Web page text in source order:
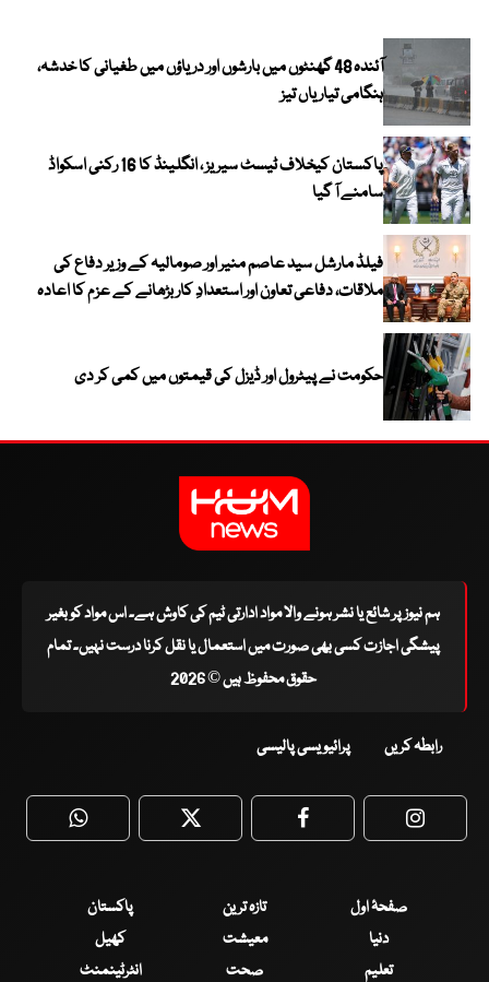
آئندہ 48 گھنٹوں میں بارشوں اور دریاؤں میں طغیانی کا خدشہ،
ہنگامی تیاریاں تیز
پاکستان کیخلاف ٹیسٹ سیریز ، انگلینڈ کا 16 رکنی اسکواڈ
سامنے آ گیا
فیلڈ مارشل سید عاصم منیر اور صومالیہ کے وزیر دفاع کی
ملاقات، دفاعی تعاون اور استعدادِ کار بڑھانے کے عزم کا اعادہ
حکومت نے پیٹرول اور ڈیزل کی قیمتوں میں کمی کر دی
ہم نیوز پر شائع یا نشر ہونے والا مواد ادارتی ٹیم کی کاوش ہے۔ اس مواد کو بغیر
پیشگی اجازت کسی بھی صورت میں استعمال یا نقل کرنا درست نہیں۔ تمام
حقوق محفوظ ہیں © 2026
رابطہ کریں پرائیویسی پالیسی
WhatsApp Twitter Facebook
صفحۂ اول تازہ ترین
پاکستان
دنیا
معیشت
کھیل
تعلیم
صحت انٹرٹینمنٹ